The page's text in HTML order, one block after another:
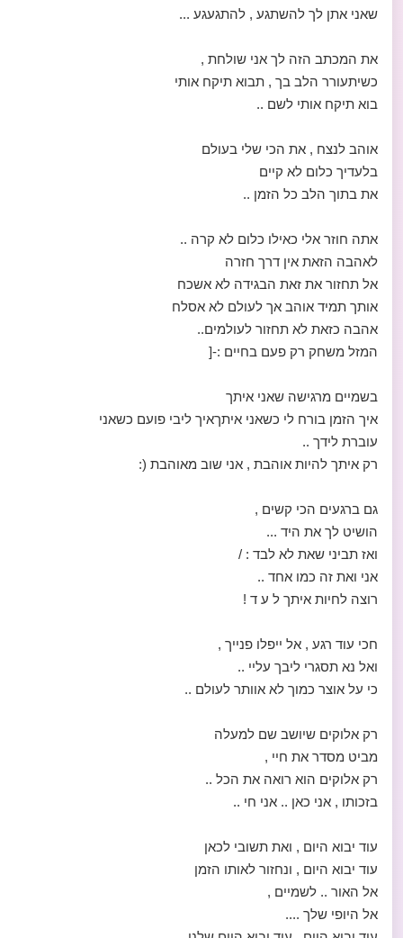
שאני אתן לך להשתגע , להתגעגע ...
את המכתב הזה לך אני שולחת ,
כשיתעורר הלב בך , תבוא תיקח אותי
בוא תיקח אותי לשם ..
אוהב לנצח , את הכי שלי בעולם
בלעדיך כלום לא קיים
את בתוך הלב כל הזמן ..
אתה חוזר אלי כאילו כלום לא קרה ..
לאהבה הזאת אין דרך חזרה
אל תחזור את זאת הבגידה לא אשכח
אותך תמיד אוהב אך לעולם לא אסלח
אהבה כזאת לא תחזור לעולמים..
המזל משחק רק פעם בחיים :-[
בשמיים מרגישה שאני איתך
איך הזמן בורח לי כשאני איתךאיך ליבי פועם כשאני
עוברת לידך ..
רק איתך להיות אוהבת , אני שוב מאוהבת (:
גם ברגעים הכי קשים ,
הושיט לך את היד ...
ואז תביני שאת לא לבד : /
אני ואת זה כמו אחד ..
רוצה לחיות איתך ל ע ד !
חכי עוד רגע , אל ייפלו פנייך ,
ואל נא תסגרי ליבך עליי ..
כי על אוצר כמוך לא אוותר לעולם ..
רק אלוקים שיושב שם למעלה
מביט מסדר את חיי ,
רק אלוקים הוא רואה את הכל ..
בזכותו , אני כאן .. אני חי ..
עוד יבוא היום , ואת תשובי לכאן
עוד יבוא היום , ונחזור לאותו הזמן
אל האור .. לשמיים ,
אל היופי שלך ....